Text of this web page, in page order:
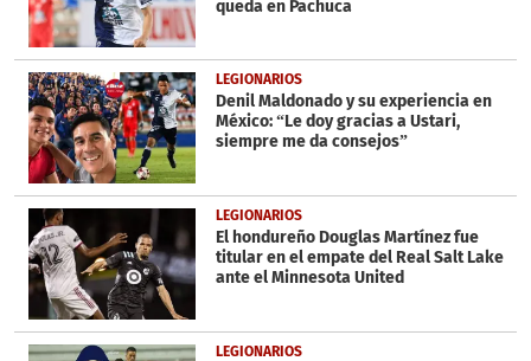
queda en Pachuca
LEGIONARIOS
Denil Maldonado y su experiencia en
México: “Le doy gracias a Ustari,
siempre me da consejos”
LEGIONARIOS
El hondureño Douglas Martínez fue
titular en el empate del Real Salt Lake
ante el Minnesota United
LEGIONARIOS